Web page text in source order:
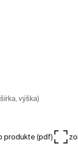
výška)
produkte (pdf)